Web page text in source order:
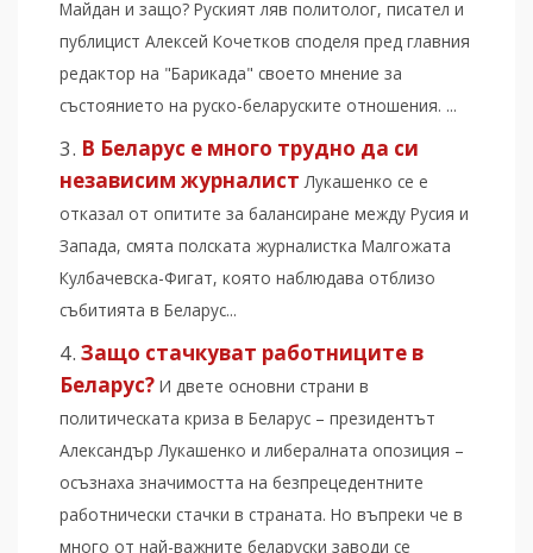
Майдан и защо? Руският ляв политолог, писател и
публицист Алексей Кочетков споделя пред главния
редактор на "Барикада" своето мнение за
състоянието на руско-беларуските отношения. ...
В Беларус е много трудно да си
независим журналист Лукашенко се е
отказал от опитите за балансиране между Русия и
Запада, смята полската журналистка Малгожата
Кулбачевска-Фигат, която наблюдава отблизо
събитията в Беларус...
Защо стачкуват работниците в
Беларус? И двете основни страни в
политическата криза в Беларус – президентът
Александър Лукашенко и либералната опозиция –
осъзнаха значимостта на безпрецедентните
работнически стачки в страната. Но въпреки че в
много от най-важните беларуски заводи се